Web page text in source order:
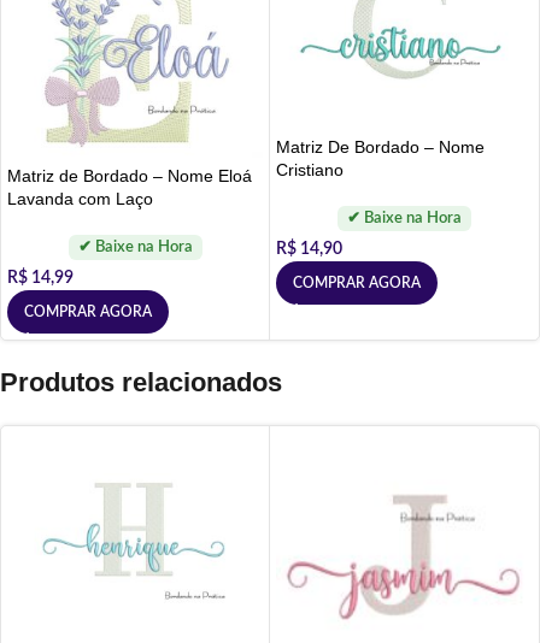
Matriz de Bordado – Nome Eloá
Lavanda com Laço
R$ 14,99
COMPRAR AGORA
Matriz De Bordado – Nome
Cristiano
R$ 14,90
COMPRAR AGORA
Produtos relacionados